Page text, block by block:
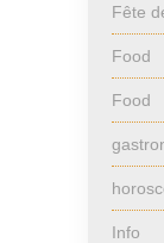
Fête
Food
Food
Info